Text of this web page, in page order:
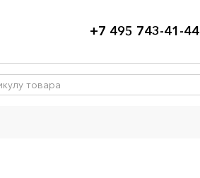
+7 495 743-41-44